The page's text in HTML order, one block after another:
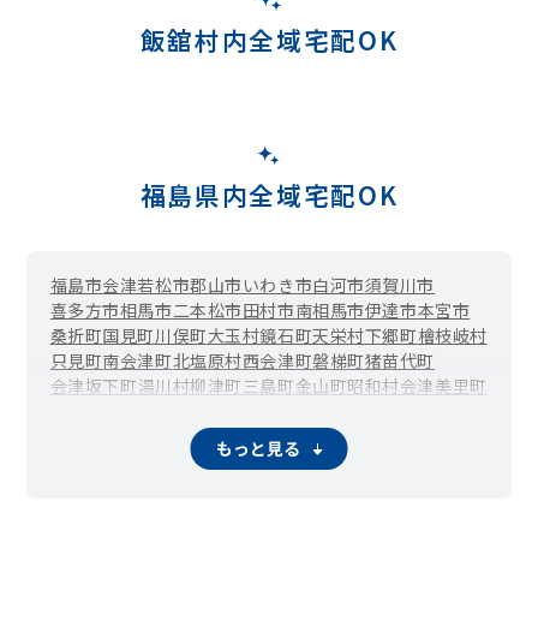
飯舘村内全域宅配OK
福島県内全域宅配OK
福島市会津若松市郡山市 いわき市白河市須賀川市
喜多方市相馬市 二本松市田村市南相馬市伊達市本宮市
桑折町国見町川俣町大玉村鏡石町天栄村下郷町檜枝岐村
只見町南会津町北塩原村西会津町磐梯町猪苗代町
会津坂下町湯川村柳津町 三島町金山町昭和村会津美里町
平田村浅川町古殿町三春町
川内村 大熊町双葉町 浪江町
もっと見る